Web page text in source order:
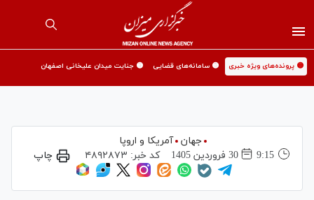
🟡 پرونده‌های ویژه خبری 🟡 سامانه‌های قضایی 🟡 جنایت میدان علیخانی اصفهان
جهان
آمریکا و اروپا
9:15
30 فروردين 1405 کد خبر: ۴۸۹۲۸۷۳ چاپ